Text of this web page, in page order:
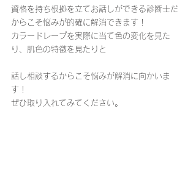
資格を持ち根拠を立てお話しができる診断士だ
からこそ悩みが的確に解消できます！
カラードレープを実際に当て色の変化を見た
り、肌色の特徴を見たりと
話し相談するからこそ悩みが解消に向かいま
す！
ぜひ取り入れてみてください。